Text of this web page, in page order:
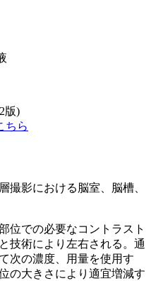
版)
ちら
撮影における脳室、脳槽、
位での必要なコントラスト
技術により左右される。通
次の濃度、用量を使用す
の大きさにより適宜増減す